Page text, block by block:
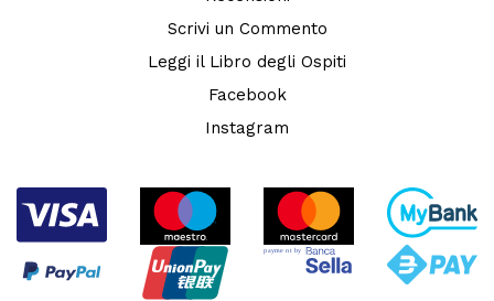
Scrivi un Commento
Leggi il Libro degli Ospiti
Facebook
Instagram